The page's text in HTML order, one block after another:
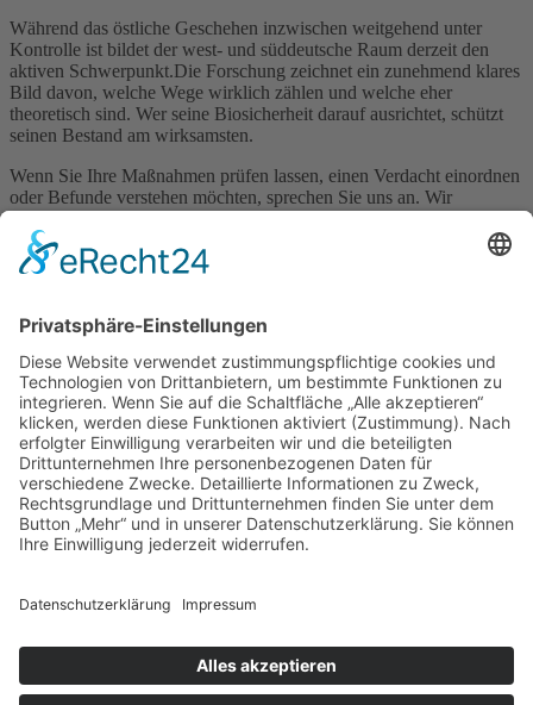
Während das östliche Geschehen inzwischen weitgehend unter
Kontrolle ist bildet der west- und süddeutsche Raum derzeit den
aktiven Schwerpunkt.Die Forschung zeichnet ein zunehmend klares
Bild davon, welche Wege wirklich zählen und welche eher
theoretisch sind. Wer seine Biosicherheit darauf ausrichtet, schützt
seinen Bestand am wirksamsten.
Wenn Sie Ihre Maßnahmen prüfen lassen, einen Verdacht einordnen
oder Befunde verstehen möchten, sprechen Sie uns an. Wir
Ländergrenzen hinweg – und ordnen die aktuelle Seuchenlage für
Ihren Betrieb ein, bevor aus einer Frage ein Problem wird.
Leistungen
Nutztierpraxis
Fortbildung für Schweinehaltung
Minipigs
Kompetenz
Fachtierarzt für Schweine in der Nähe
Copyright © 2026 Niovo Web Studios. All
Rights Reserved